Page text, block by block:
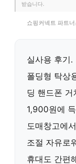
받습니다.
쇼핑커넥트 파트
실사용 후기.
폴딩형 탁상
딩 핸드폰
1,900원에
도매창고에
조절 자유로
휴대도 간편